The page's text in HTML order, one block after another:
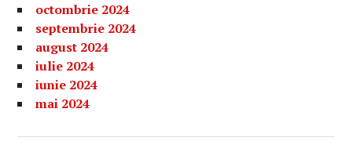
octombrie 2024
septembrie 2024
august 2024
iulie 2024
iunie 2024
mai 2024